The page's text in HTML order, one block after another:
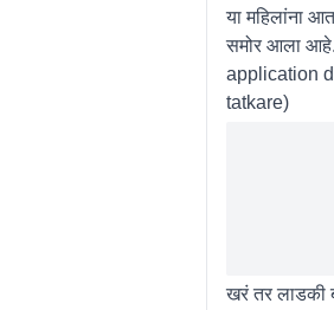
या महिलांना
समोर आला
application
tatkare)
खरं तर लाडकी